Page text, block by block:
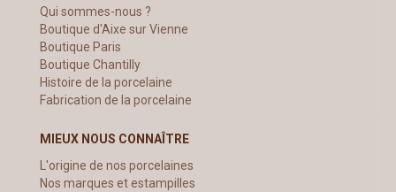
Qui sommes-nous ?
Boutique d'Aixe sur Vienne
Boutique Paris
Boutique Chantilly
Histoire de la porcelaine
Fabrication de la porcelaine
MIEUX NOUS CONNAÎTRE
L'origine de nos porcelaines
Nos marques et estampilles